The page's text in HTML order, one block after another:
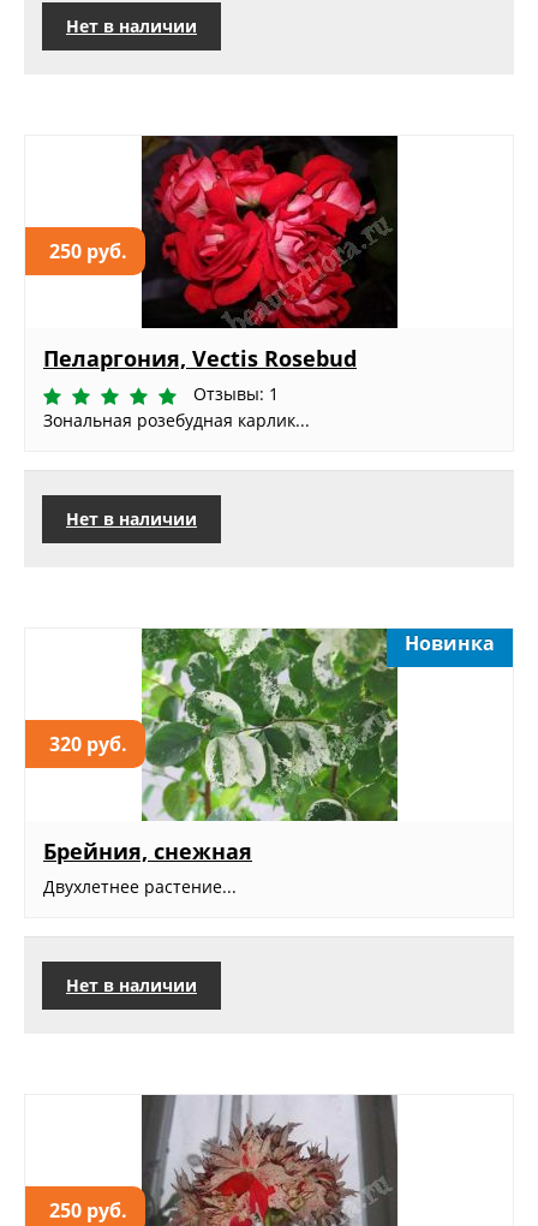
Нет в наличии
250 руб.
Пеларгония, Vectis Rosebud
Отзывы: 1
Зональная розебудная карлик...
Нет в наличии
320 руб.
Новинка
Брейния, снежная
Двухлетнее растение...
Нет в наличии
250 руб.